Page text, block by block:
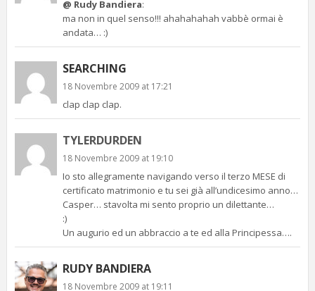
@ Rudy Bandiera:
ma non in quel senso!!! ahahahahah vabbè ormai è
andata… :)
SEARCHING
18 Novembre 2009 at 17:21
clap clap clap.
TYLERDURDEN
18 Novembre 2009 at 19:10
Io sto allegramente navigando verso il terzo MESE di
certificato matrimonio e tu sei già all’undicesimo anno…
Casper… stavolta mi sento proprio un dilettante…
:)
Un augurio ed un abbraccio a te ed alla Principessa….
RUDY BANDIERA
18 Novembre 2009 at 19:11